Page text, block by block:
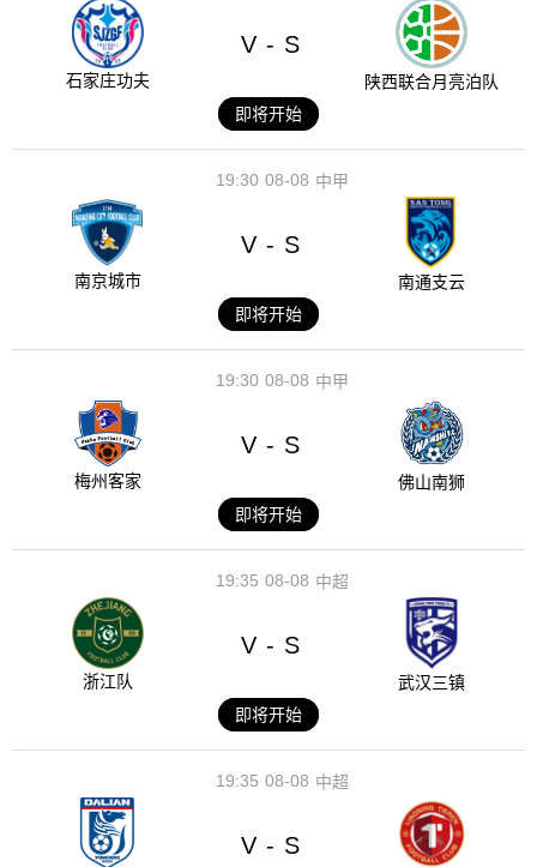
石家庄功夫
V - S
陕西联合月亮泊队
即将开始
08-08
19:30 中甲
南京城市
V - S
南通支云
即将开始
08-08
19:30 中甲
梅州客家
V - S
佛山南狮
即将开始
08-08
19:35 中超
浙江队
V - S
武汉三镇
即将开始
08-08
19:35 中超
V - S